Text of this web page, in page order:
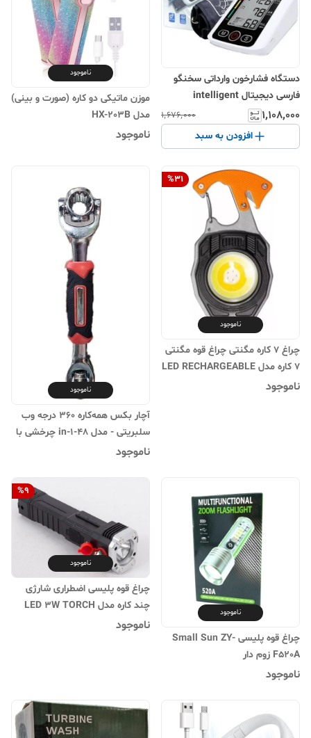
دستگاه فشارخون وارداتی سخنگو
فارسی دیجیتال intelligent
(بارکددار)
۱٬۱۰۸٬۰۰۰ ۱٬۶۷۶٬۰۰۰
افزودن به سبد
ناموجود
موزن ماتیکی دو کاره (صورت و بینی)
مدل HX-203B
ناموجود
%31
ناموجود
چراغ ۷ کاره مگنتی چراغ قوه مگنتی
۷ کاره مدل LED RECHARGEABLE
W5147
ناموجود ناموجود
آچار بکس همه‌کاره ۳۶۰ درجه وب
سلبریتی - مدل 48-in-1 چرخشی با
سری دوطرفه و دسته متحرک
ناموجود
ناموجود
چراغ قوه پلیسی Small Sun ZY-
F520A زوم دار
ناموجود
%9
ناموجود
چراغ قوه پلیسی اضطراری شارژی
چند کاره مدل LED 3W TORCH
ناموجود